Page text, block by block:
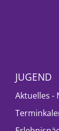
JUGEND
Aktuelles -